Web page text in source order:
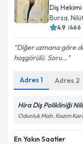
Diş Hekimi
Bursa,
4.9 (466
Diğer uzmana göre
hoşgörülü. Soru...
Adres 1 Adres 2
Hira Diş Polikliniği
Odunluk Mah. Kazım
En Yakın Saatler